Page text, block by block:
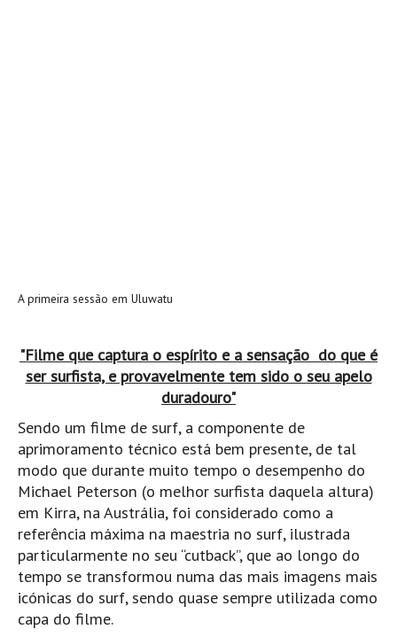
Guia De Praias
Grande Porto
Costa de Prata
Grande Lisboa
Alentejo
Algarve
Loja
Pranchas
Acessórios de Surf
SurfWear
A primeira sessão em Uluwatu
"Filme que captura o espírito e a sensação do que é
ser surfista, e provavelmente tem sido o seu apelo
duradouro"
Sendo um filme de surf, a componente de
aprimoramento técnico está bem presente, de tal
modo que durante muito tempo o desempenho do
Michael Peterson (o melhor surfista daquela altura)
em Kirra, na Austrália, foi considerado como a
referência máxima na maestria no surf, ilustrada
particularmente no seu “cutback”, que ao longo do
tempo se transformou numa das mais imagens mais
icónicas do surf, sendo quase sempre utilizada como
capa do filme.